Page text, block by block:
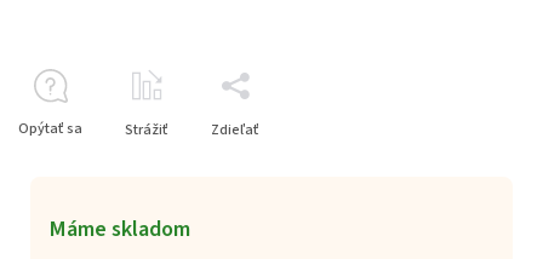
Máme skladom
Opýtať sa Strážiť Zdieľať